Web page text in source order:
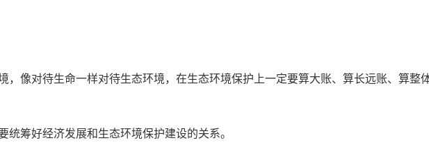
对待生命一样对待生态环境，在生态环境保护上一定要算大账、算长远账、算整
筹好经济发展和生态环境保护建设的关系。